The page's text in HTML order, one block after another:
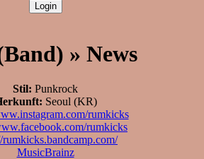
» News
Stil: Punkrock
Seoul (KR)
rumkicks
rumkicks
rumkicks.bandcamp.com/
MusicBrainz